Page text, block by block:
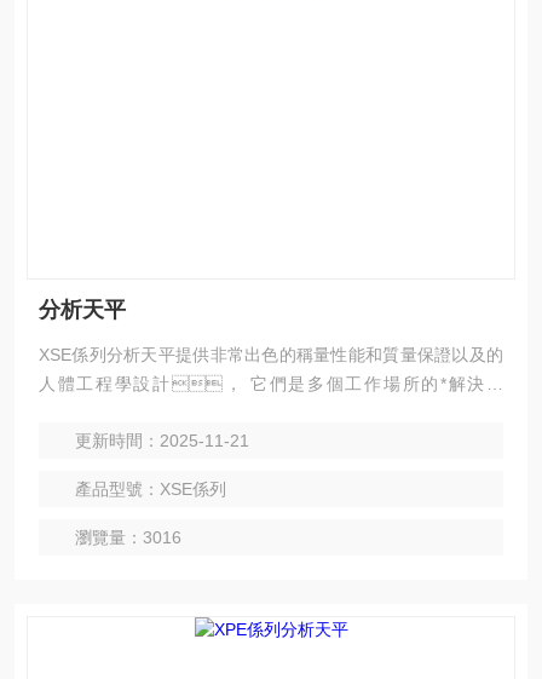
分析天平
XSE係列分析天平提供非常出色的稱量性能和質量保證以及的
人體工程學設計， 它們是多個工作場所的*解決方
更新時間：2025-11-21
產品型號：XSE係列
瀏覽量：3016